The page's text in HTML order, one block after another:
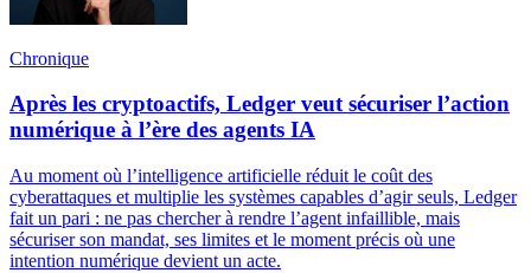
Chronique
Après les cryptoactifs, Ledger veut sécuriser l’action
numérique à l’ère des agents IA
Au moment où l’intelligence artificielle réduit le coût des
cyberattaques et multiplie les systèmes capables d’agir seuls, Ledger
fait un pari : ne pas chercher à rendre l’agent infaillible, mais
sécuriser son mandat, ses limites et le moment précis où une
intention numérique devient un acte.